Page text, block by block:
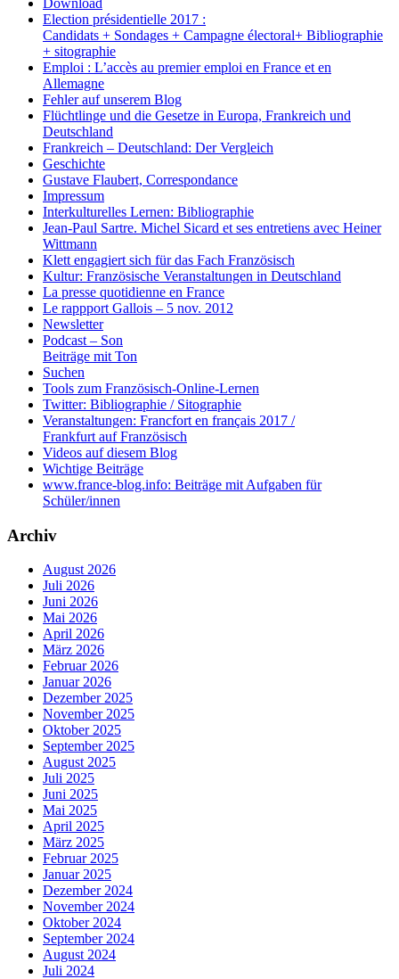
Election présidentielle 2017 :
Candidats + Sondages + Campagne électoral+ Bibliographie
+ sitographie
Emploi : L’accès au premier emploi en France et en
Allemagne
Fehler auf unserem Blog
Flüchtlinge und die Gesetze in Europa, Frankreich und
Deutschland
Frankreich – Deutschland: Der Vergleich
Geschichte
Gustave Flaubert, Correspondance
Impressum
Interkulturelles Lernen: Bibliographie
Jean-Paul Sartre. Michel Sicard et ses entretiens avec Heiner
Wittmann
Klett engagiert sich für das Fach Französisch
Kultur: Französische Veranstaltungen in Deutschland
La presse quotidienne en France
Le rappport Gallois – 5 nov. 2012
Newsletter
Podcast – Son
Beiträge mit Ton
Suchen
Tools zum Französisch-Online-Lernen
Twitter: Bibliographie / Sitographie
Veranstaltungen: Francfort en français 2017 /
Frankfurt auf Französisch
Videos auf diesem Blog
Wichtige Beiträge
www.france-blog.info: Beiträge mit Aufgaben für
Schüler/innen
Archiv
August 2026
Juli 2026
Juni 2026
Mai 2026
April 2026
März 2026
Februar 2026
Januar 2026
Dezember 2025
November 2025
Oktober 2025
September 2025
August 2025
Juli 2025
Juni 2025
Mai 2025
April 2025
März 2025
Februar 2025
Januar 2025
Dezember 2024
November 2024
Oktober 2024
September 2024
August 2024
Juli 2024